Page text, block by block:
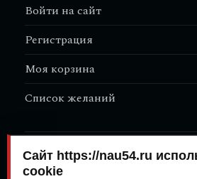
Войти на сайт
Регистрация
Моя корзина
Список желаний
АДРЕС МАГАЗИНА
Залесского, 8/1
Сайт https://nau54.ru
cookie